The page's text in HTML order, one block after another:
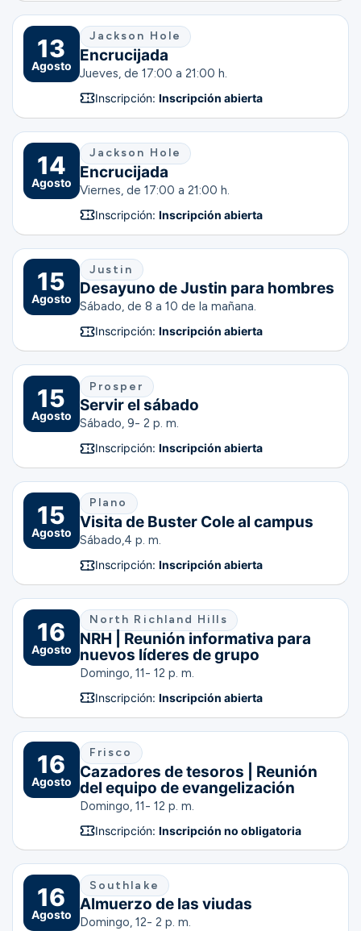
13
Agosto
Jackson Hole
Encrucijada
Jueves, de 17:00 a 21:00 h.
Inscripción: Inscripción abierta
14
Agosto
Jackson Hole
Encrucijada
Viernes, de 17:00 a 21:00 h.
Inscripción: Inscripción abierta
15
Agosto
Justin
Desayuno de Justin para hombres
Sábado, de 8 a 10 de la mañana.
Inscripción: Inscripción abierta
15
Agosto
Prosper
Servir el sábado
Sábado, 9- 2 p. m.
Inscripción: Inscripción abierta
15
Agosto
Plano
Visita de Buster Cole al campus
Sábado,4 p. m.
Inscripción: Inscripción abierta
16
Agosto
North Richland Hills
NRH | Reunión informativa para
nuevos líderes de grupo
Domingo, 11- 12 p. m.
Inscripción: Inscripción abierta
16
Agosto
Frisco
Cazadores de tesoros | Reunión
del equipo de evangelización
Domingo, 11- 12 p. m.
Inscripción: Inscripción no obligatoria
16
Agosto
Southlake
Almuerzo de las viudas
Domingo, 12- 2 p. m.